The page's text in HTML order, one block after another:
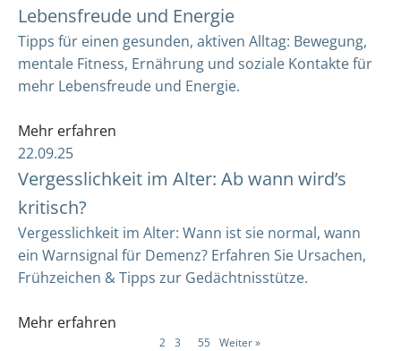
Lebensfreude und Energie
Tipps für einen gesunden, aktiven Alltag: Bewegung,
mentale Fitness, Ernährung und soziale Kontakte für
mehr Lebensfreude und Energie.
Mehr erfahren
22.09.25
Vergesslichkeit im Alter: Ab wann wird’s
kritisch?
Vergesslichkeit im Alter: Wann ist sie normal, wann
ein Warnsignal für Demenz? Erfahren Sie Ursachen,
Frühzeichen & Tipps zur Gedächtnisstütze.
Mehr erfahren
2 3 55 Weiter »